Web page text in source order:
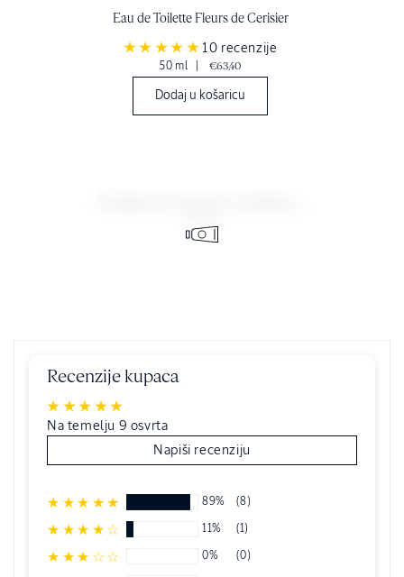
Eau de Toilette Fleurs de Cerisier
10 recenzije
50 ml €63,40
Dodaj u košaricu
Recenzije kupaca
Na temelju 9 osvrta
Napiši recenziju
89% (8)
11% (1)
0% (0)